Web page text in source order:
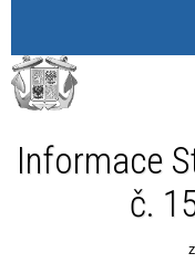
Informace
č.